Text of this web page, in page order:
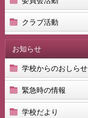
クラブ活動
お知らせ
学校からのおしらせ
緊急時の情報
学校だより